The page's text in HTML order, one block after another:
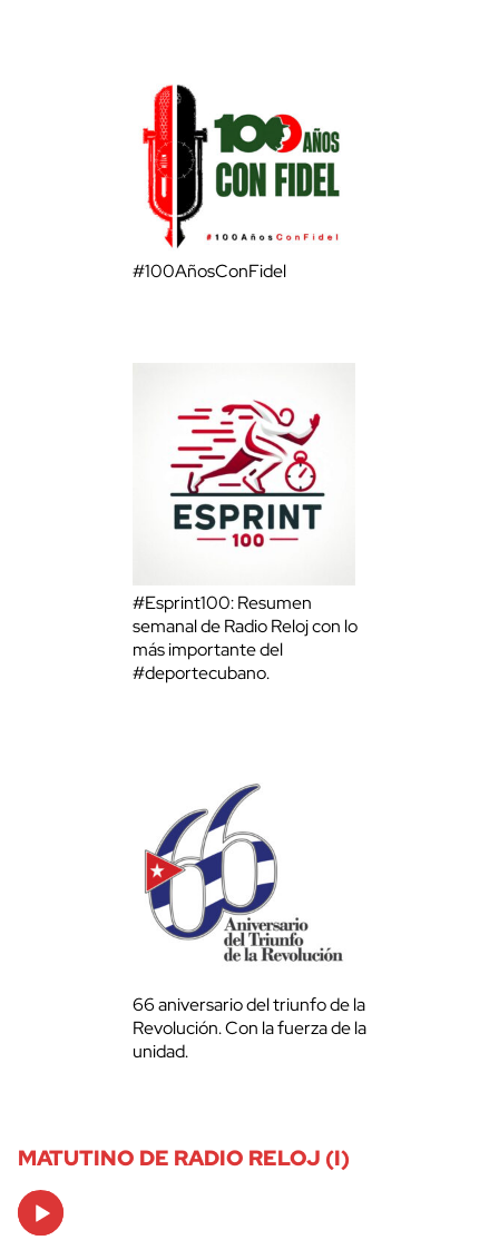
#100AñosConFidel
#Esprint100: Resumen
semanal de Radio Reloj con lo
más importante del
#deportecubano.
66 aniversario del triunfo de la
Revolución. Con la fuerza de la
unidad.
MATUTINO DE RADIO RELOJ (I)
Audio
Player